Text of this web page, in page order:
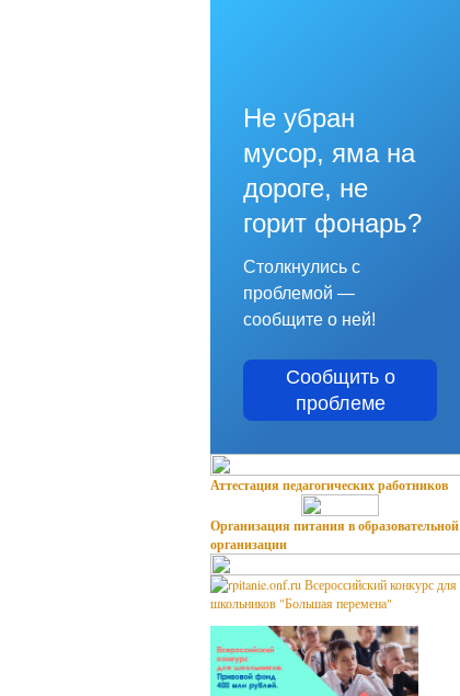
Не убран
мусор, яма на
дороге, не
горит фонарь?
Столкнулись с
проблемой —
сообщите о ней!
Сообщить о
проблеме
Аттестация педагогических работников
Организация питания в образовательной
организации
Всероссийский конкурс для
школьников "Большая перемена"